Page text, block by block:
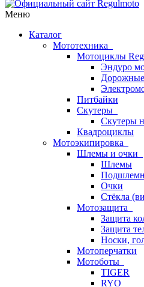
Меню
Каталог
Мототехника
Мотоциклы
Эндуро
Питбайки
Скутеры
Скутеры
Квадроциклы
Мотоэкипировка
Шлемы и очки
Шлемы
Очки
Стёкла
Мотозащита
Защита
Защита
Носки,
Мотоперчатки
Мотоботы
TIGER
RYO